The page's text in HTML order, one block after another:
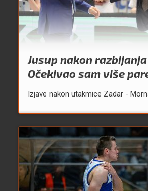
Jusup nakon
Očekivao sam više
Izjave nakon utakmice Zadar -